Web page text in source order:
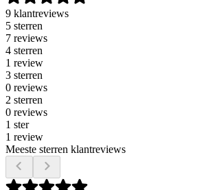
9 klantreviews
5 sterren
7 reviews
4 sterren
1 review
3 sterren
0 reviews
2 sterren
0 reviews
1 ster
1 review
Meeste sterren klantreviews